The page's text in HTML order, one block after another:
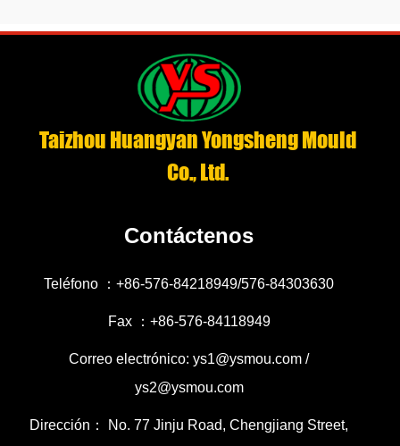
Taizhou Huangyan Yongsheng Mould
Co., Ltd.
Contáctenos
Teléfono ：+86-576-84218949/576-84303630
Fax ：+86-576-84118949
Correo electrónico: ys1@ysmou.com /
ys2@ysmou.com
Dirección： No. 77 Jinju Road, Chengjiang Street,